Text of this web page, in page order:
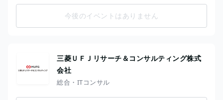
今後のイベントはありません
三菱ＵＦＪリサーチ＆コンサルティング株式
会社
総合・ITコンサル